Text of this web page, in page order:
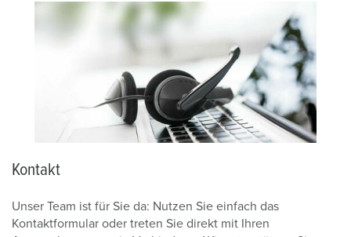
Kontakt
Unser Team ist für Sie da: Nutzen Sie einfach das
Kontaktformular oder treten Sie direkt mit Ihren